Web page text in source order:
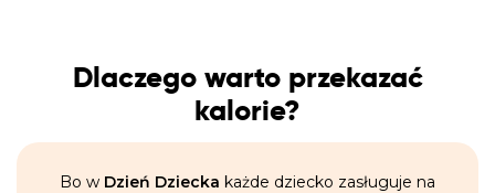
Dlaczego warto przekazać
kalorie?
Bo w Dzień Dziecka każde dziecko zasługuje na